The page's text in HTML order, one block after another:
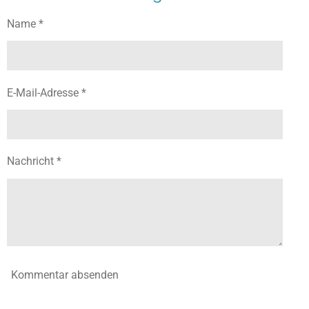
e
e
e
e
Name *
E-Mail-Adresse *
Nachricht *
Kommentar absenden